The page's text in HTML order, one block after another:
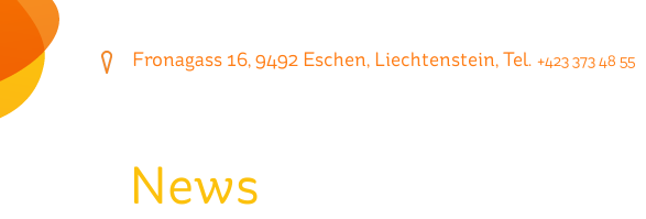
Fronagass 16, 9492 Eschen, Liechtenstein, Tel. +423 373 48 55
News